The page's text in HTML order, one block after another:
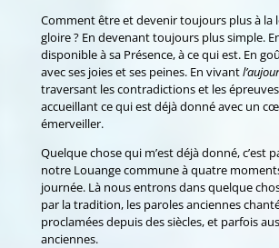
Comment être et devenir toujours plus à la
gloire ? En devenant toujours plus simple.
disponible à sa Présence, à ce qui est. En
avec ses joies et ses peines. En vivant
traversant les contradictions et les
accueillant ce qui est déjà donné avec un
émerveiller.
Quelque chose qui m’est déjà donné, c’est
notre Louange commune à quatre
journée. Là nous entrons dans quelque
par la tradition, les paroles anciennes
proclamées depuis des siècles, et parfois
anciennes.